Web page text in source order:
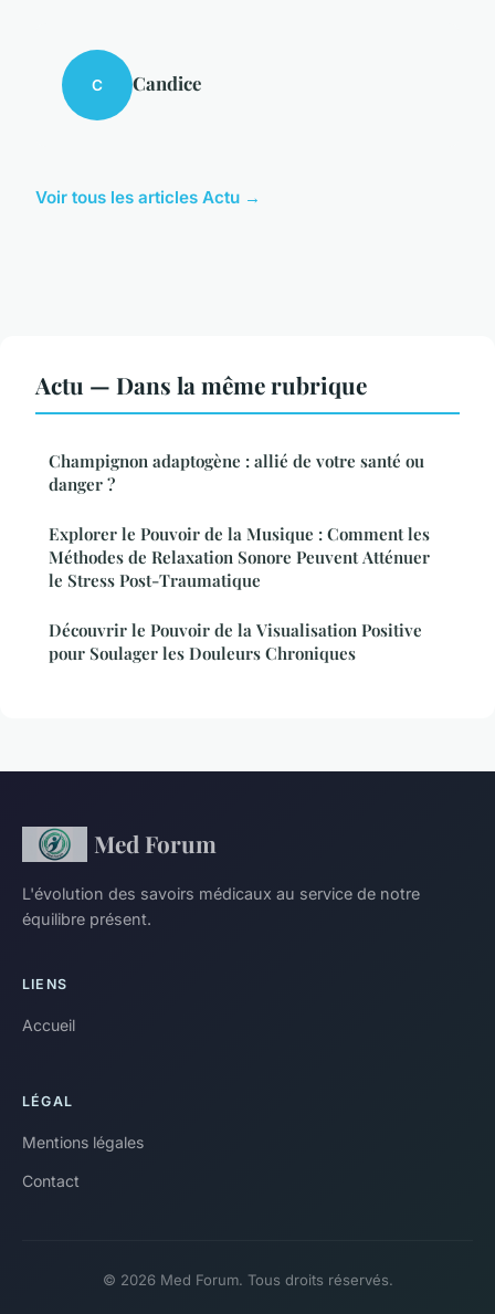
C Candice
Voir tous les articles Actu →
Actu — Dans la même rubrique
Champignon adaptogène : allié de votre santé ou
danger ?
Explorer le Pouvoir de la Musique : Comment les
Méthodes de Relaxation Sonore Peuvent Atténuer
le Stress Post-Traumatique
Découvrir le Pouvoir de la Visualisation Positive
pour Soulager les Douleurs Chroniques
Med Forum
L'évolution des savoirs médicaux au service de notre
équilibre présent.
LIENS
Accueil
LÉGAL
Mentions légales
Contact
© 2026 Med Forum. Tous droits réservés.